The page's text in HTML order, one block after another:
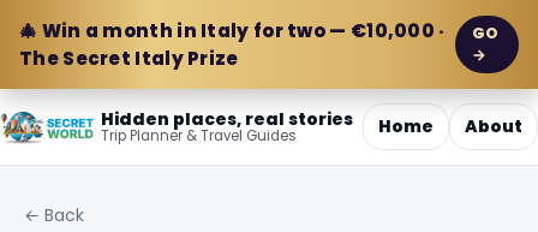
🎄 Win a month in Italy for two — €10,000 ·
The Secret Italy Prize
GO
→
Hidden places, real stories
Trip Planner & Travel Guides Home About
← Back